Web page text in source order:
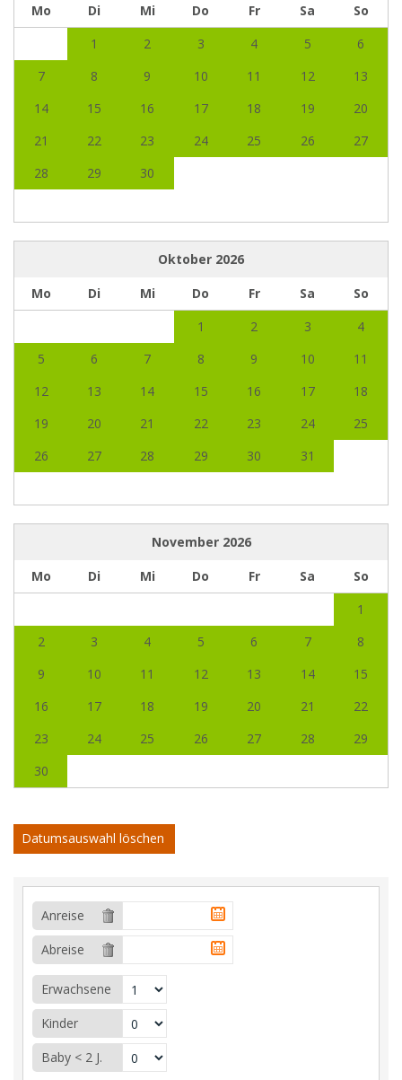
Mo
Di Mi Do Fr Sa
So
1
2 3 4 5
6
7
8 9 10 11 12
13
14
15 16 17 18 19
20
21
22 23 24 25 26
27
28
29 30
Oktober 2026
Mo
Di Mi Do Fr Sa
So
1
2 3
4
5
6 7 8 9 10
11
12
13 14 15 16 17
18
19
20 21 22 23 24
25
26
27 28 29 30 31
November 2026
Mo
Di Mi Do Fr Sa
So
1
2
3 4 5 6 7
8
9
10 11 12 13 14
15
16
17 18 19 20 21
22
23
24 25 26 27 28
29
30
Datumsauswahl löschen
Anreise
Abreise
Erwachsene
Kinder
Baby < 2 J.